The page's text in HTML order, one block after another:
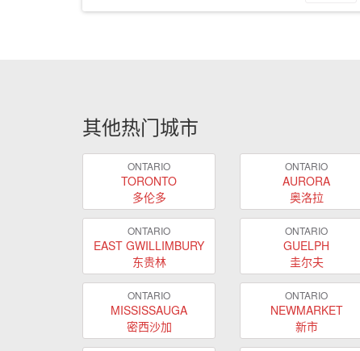
其他热门城市
ONTARIO
TORONTO
多伦多
ONTARIO
AURORA
奥洛拉
ONTARIO
EAST GWILLIMBURY
东贵林
ONTARIO
GUELPH
圭尔夫
ONTARIO
MISSISSAUGA
密西沙加
ONTARIO
NEWMARKET
新市